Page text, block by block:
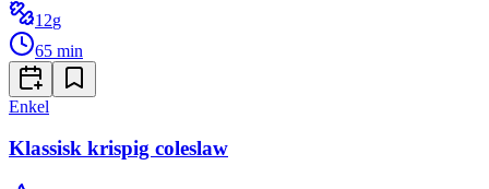
12g
65 min
Enkel
Klassisk krispig coleslaw